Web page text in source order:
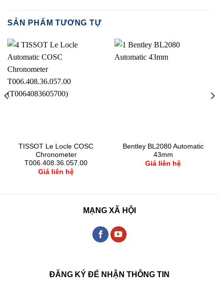
SẢN PHẨM TƯƠNG TỰ
TISSOT Le Locle COSC
Chronometer
T006.408.36.057.00
Giá liên hệ
Bentley BL2080 Automatic
43mm
Giá liên hệ
MẠNG XÃ HỘI
ĐĂNG KÝ ĐỂ NHẬN THÔNG TIN